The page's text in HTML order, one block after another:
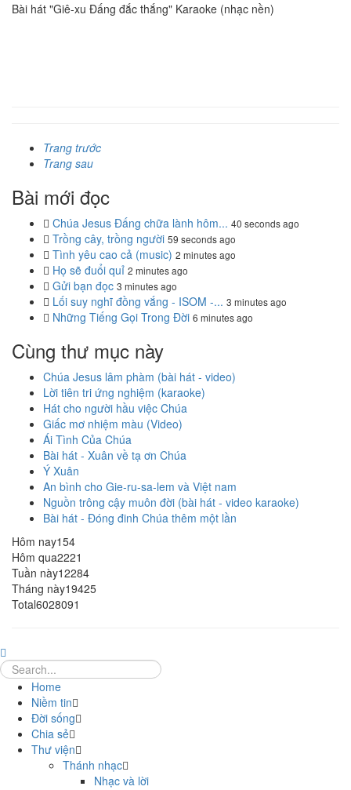
Bài hát "Giê-xu Đấng đắc thắng" Karaoke (nhạc nền)
Trang trước
Trang sau
Bài mới đọc
Chúa Jesus Đấng chữa lành hôm... 40 seconds ago
Trồng cây, trồng người 59 seconds ago
Tình yêu cao cả (music) 2 minutes ago
Họ sẽ đuổi quỉ 2 minutes ago
Gửi bạn đọc 3 minutes ago
Lối suy nghĩ đồng vắng - ISOM -... 3 minutes ago
Những Tiếng Gọi Trong Đời 6 minutes ago
Cùng thư mục này
Chúa Jesus lâm phàm (bài hát - video)
Lời tiên tri ứng nghiệm (karaoke)
Hát cho người hầu việc Chúa
Giấc mơ nhiệm màu (Video)
Ái Tình Của Chúa
Bài hát - Xuân về tạ ơn Chúa
Ý Xuân
An bình cho Gie-ru-sa-lem và Việt nam
Nguồn trông cậy muôn đời (bài hát - video karaoke)
Bài hát - Đóng đinh Chúa thêm một lần
Hôm nay154
Hôm qua2221
Tuần này12284
Tháng này19425
Total6028091
Home
Niềm tin
Đời sống
Chia sẻ
Thư viện
Thánh nhạc
Nhạc và lời